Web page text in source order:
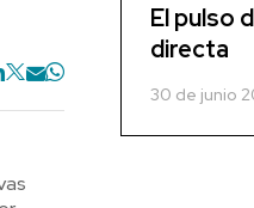
El pulso
directa
30 de junio